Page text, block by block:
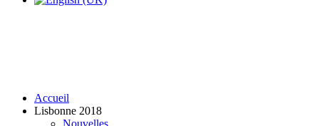
Accueil
Lisbonne 2018
Nouvelles